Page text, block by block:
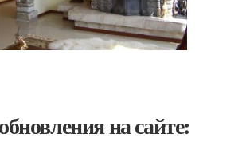
на сайте: